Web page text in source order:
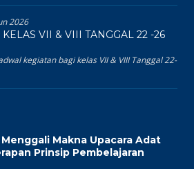
2026
VII & VIII TANGGAL 22 -26
kegiatan bagi kelas VII & VIII Tanggal 22-
Makna Upacara Adat
Prinsip Pembelajaran